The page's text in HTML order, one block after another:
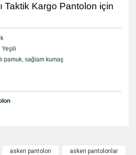
Taktik Kargo Pantolon için
Yeşili
pamuk, sağlam kumaş
askeri pantolon askeri pantolonlar